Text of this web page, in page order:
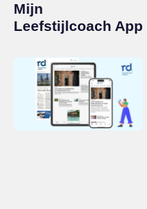
Mijn
Leefstijlcoach App